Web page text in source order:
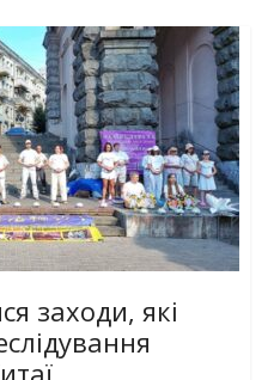
заходи, які